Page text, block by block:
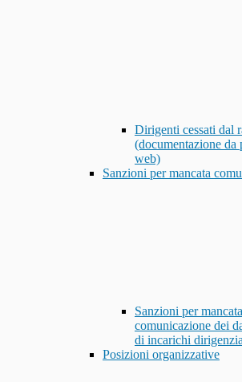
Dirigenti cessati dal
(documentazione da
web)
Sanzioni per mancata
Sanzioni per
comunicazione dei
di incarichi
Posizioni organizzative